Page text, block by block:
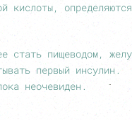
кислоты, определяются
стать пищеводом,
первый инсулин.
неочевиден.